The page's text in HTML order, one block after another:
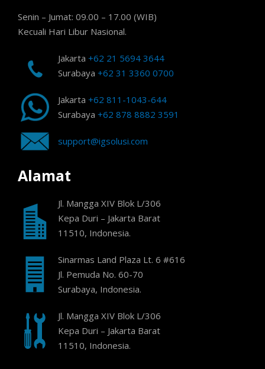
Senin – Jumat: 09.00 – 17.00 (WIB)
Kecuali Hari Libur Nasional.
Jakarta +62 21 5694 3644
Surabaya +62 31 3360 0700
Jakarta +62 811-1043-644
Surabaya +62 878 8882 3591
support@igsolusi.com
Alamat
Jl. Mangga XIV Blok L/306
Kepa Duri – Jakarta Barat
11510, Indonesia.
Sinarmas Land Plaza Lt. 6 #616
Jl. Pemuda No. 60-70
Surabaya, Indonesia.
Jl. Mangga XIV Blok L/306
Kepa Duri – Jakarta Barat
11510, Indonesia.